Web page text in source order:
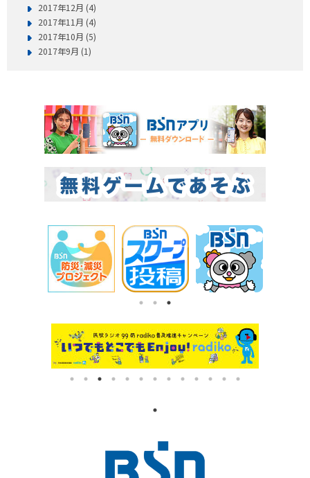
2017年12月 (4)
2017年11月 (4)
2017年10月 (5)
2017年9月 (1)